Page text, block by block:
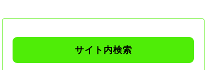
サイト内検索